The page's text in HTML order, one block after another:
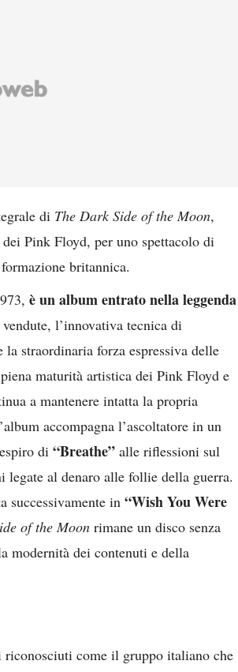
di The Dark Side of the Moon,
Pink Floyd, per uno spettacolo di
britannica.
è un album entrato nella leggenda
l’innovativa tecnica di
straordinaria forza espressiva delle
maturità artistica dei Pink Floyd e
a mantenere intatta la propria
accompagna l’ascoltatore in un
di “Breathe” alle riflessioni sul
legate al denaro alle follie della guerra.
successivamente in “Wish You Were
of the Moon rimane un disco senza
modernità dei contenuti e della
riconosciuti come il gruppo italiano che